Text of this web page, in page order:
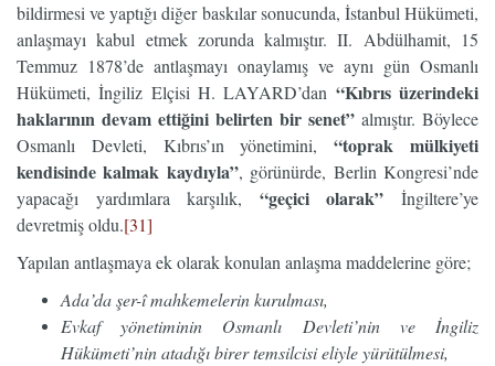
bildirmesi ve yaptığı diğer baskılar sonucunda, İstanbul Hükümeti,
anlaşmayı kabul etmek zorunda kalmıştır. II. Abdülhamit, 15
Temmuz 1878’de antlaşmayı onaylamış ve aynı gün Osmanlı
Hükümeti, İngiliz Elçisi H. LAYARD’dan “Kıbrıs üzerindeki
haklarının devam ettiğini belirten bir senet” almıştır. Böylece
Osmanlı Devleti, Kıbrıs’ın yönetimini,“toprak mülkiyeti
kendisinde kalmak kaydıyla”, görünürde, Berlin Kongresi’nde
yapacağı yardımlara karşılık, “geçici olarak” İngiltere’ye
devretmiş oldu.[31]
Yapılan antlaşmaya ek olarak konulan anlaşma maddelerine göre;
Ada’da şer-î mahkemelerin kurulması,
Evkaf yönetiminin Osmanlı Devleti’nin ve İngiliz
Hükümeti’nin atadığı birer temsilcisi eliyle yürütülmesi,